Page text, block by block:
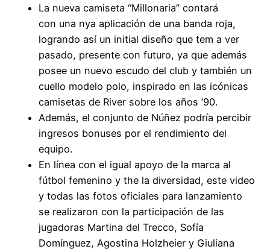
La nueva camiseta “Millonaria” contará
con una nya aplicación de una banda roja,
logrando así un initial diseño que tem a ver
pasado, presente con futuro, ya que además
posee un nuevo escudo del club y también un
cuello modelo polo, inspirado en las icónicas
camisetas de River sobre los años ’90.
Además, el conjunto de Núñez podría percibir
ingresos bonuses por el rendimiento del
equipo.
En línea con el igual apoyo de la marca al
fútbol femenino y the la diversidad, este video
y todas las fotos oficiales para lanzamiento
se realizaron con la participación de las
jugadoras Martina del Trecco, Sofía
Domínguez, Agostina Holzheier y Giuliana